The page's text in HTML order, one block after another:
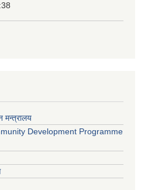
मन्त्रालय
Development Programme